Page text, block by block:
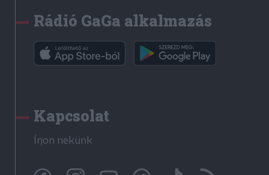
Rádió GaGa alkalmazás
Kapcsolat
Írjon nekünk